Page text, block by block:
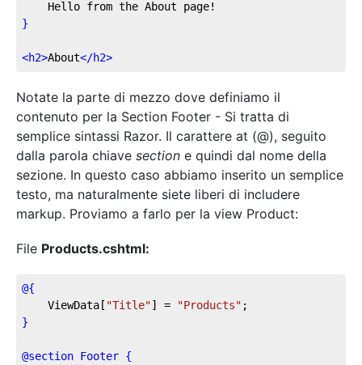
    Hello from the About page!
}
<h2>About</h2>
Notate la parte di mezzo dove definiamo il
contenuto per la Section Footer - Si tratta di
semplice sintassi Razor. Il carattere at (@), seguito
dalla parola chiave section e quindi dal nome della
sezione. In questo caso abbiamo inserito un semplice
testo, ma naturalmente siete liberi di includere
markup. Proviamo a farlo per la view Product:
File Products.cshtml:
@{
    ViewData[
"Title"] = "Products" ;
}
@section Footer {